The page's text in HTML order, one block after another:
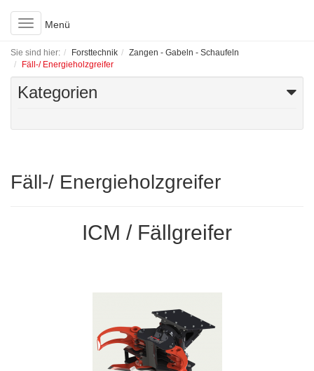
Toggle
navigation
Menü
Sie sind hier: Forsttechnik
Zangen - Gabeln - Schaufeln
Fäll-/ Energieholzgreifer
Kategorien
Fäll-/ Energieholzgreifer
ICM / Fällgreifer